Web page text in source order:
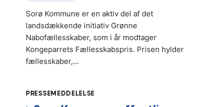
Sorø Kommune er en aktiv del af det
landsdækkende initiativ Grønne
Nabofællesskaber, som i år modtager
Kongeparrets Fællesskabspris. Prisen hylder
fællesskaber,...
PRESSEMEDDELELSE